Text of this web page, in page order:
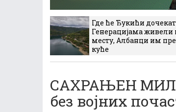
Где ће Ђукићи
Генерацијама живели
месту, Албанци им
куће
САХРАЊЕН
без војних